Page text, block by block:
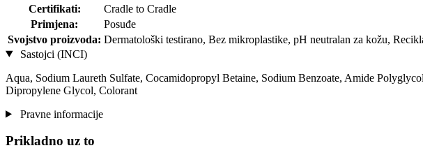
Certifikati:
Cradle to Cradle
Primjena:
Posuđe
Svojstvo proizvoda: Dermatološki testirano, Bez mikroplastike, pH neutralan za kožu,
Sastojci (INCI)
Aqua, Sodium Laureth Sulfate, Cocamidopropyl Betaine, Sodium Benzoate, Amide
Dipropylene Glycol, Colorant
Pravne informacije
Prikladno uz to